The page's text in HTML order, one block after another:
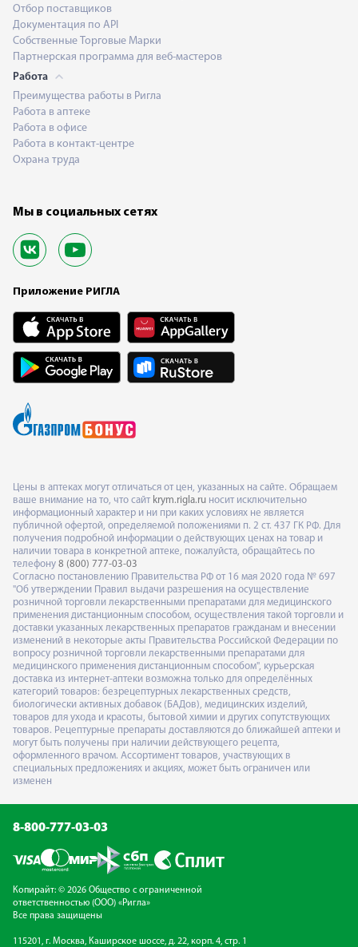
Отбор поставщиков
Документация по API
Собственные Торговые Марки
Партнерская программа для веб-мастеров
Работа
Преимущества работы в Ригла
Работа в аптеке
Работа в офисе
Работа в контакт-центре
Охрана труда
Мы в социальных сетях
Приложение РИГЛА
Цены в аптеках могут отличаться от цен, указанных на сайте. Обращаем
ваше внимание на то, что сайт krym.rigla.ru носит исключительно
информационный характер и ни при каких условиях не является
публичной офертой, определяемой положениями п. 2 ст. 437 ГК РФ. Для
получения подробной информации о действующих ценах на товар и
наличии товара в конкретной аптеке, пожалуйста, обращайтесь по
телефону 8 (800) 777-03-03
Согласно постановлению Правительства РФ от 16 мая 2020 года № 697
"Об утверждении Правил выдачи разрешения на осуществление
розничной торговли лекарственными препаратами для медицинского
применения дистанционным способом, осуществления такой торговли и
доставки указанных лекарственных препаратов гражданам и внесении
изменений в некоторые акты Правительства Российской Федерации по
вопросу розничной торговли лекарственными препаратами для
медицинского применения дистанционным способом", курьерская
доставка из интернет-аптеки возможна только для определённых
категорий товаров: безрецептурных лекарственных средств,
биологически активных добавок (БАДов), медицинских изделий,
товаров для ухода и красоты, бытовой химии и других сопутствующих
товаров. Рецептурные препараты доставляются до ближайшей аптеки и
могут быть получены при наличии действующего рецепта,
оформленного врачом. Ассортимент товаров, участвующих в
специальных предложениях и акциях, может быть ограничен или
изменен
8-800-777-03-03
Копирайт: © 2026 Общество с ограниченной
ответственностью (ООО) «Ригла»
Все права защищены
115201, г. Москва, Каширское шоссе, д. 22, корп. 4, стр. 1